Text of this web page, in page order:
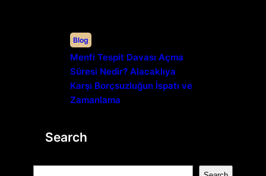
Blog
Menfi Tespit Davası Açma
Süresi Nedir? Alacaklıya
Karşı Borçsuzluğun İspatı ve
Zamanlama
Search